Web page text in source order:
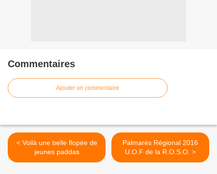
Commentaires
Ajouter un commentaire
< Voilà une belle flopée de
jeunes paddas
Palmarès Régional 2016
U.O.F de la R.O.S.O. >